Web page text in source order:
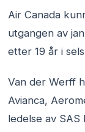
Air Canada
utgangen av
etter 19 år i
Van der Werff
Avianca,
ledelse av